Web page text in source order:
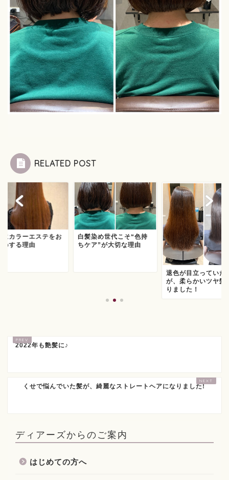
RELATED POST
にカラーエステをお
めする理由
白髪染め世代こそ“色持
ちケア”が大切な理由
退色が目立っていた
が、柔らかいツヤ髪
りました！
2022年も艶髪に♪
くせで悩んでいた髪が、綺麗なストレートヘアになりました!
ディアーズからのご案内
はじめての方へ